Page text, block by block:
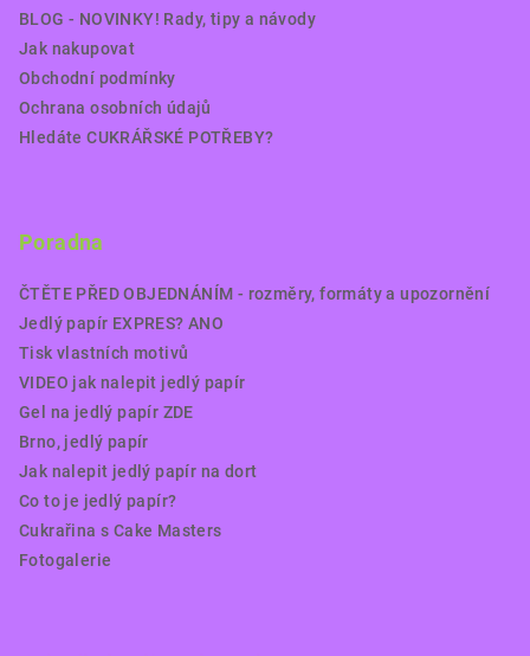
BLOG - NOVINKY! Rady, tipy a návody
Jak nakupovat
Obchodní podmínky
Ochrana osobních údajů
Hledáte CUKRÁŘSKÉ POTŘEBY?
Poradna
ČTĚTE PŘED OBJEDNÁNÍM - rozměry, formáty a upozornění
Jedlý papír EXPRES? ANO
Tisk vlastních motivů
VIDEO jak nalepit jedlý papír
Gel na jedlý papír ZDE
Brno, jedlý papír
Jak nalepit jedlý papír na dort
Co to je jedlý papír?
Cukrařina s Cake Masters
Fotogalerie